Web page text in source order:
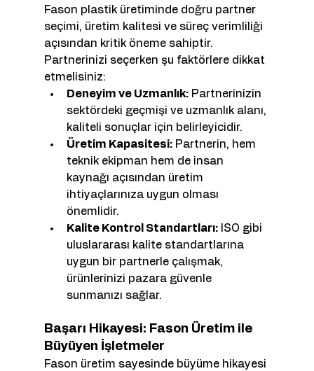
Fason plastik üretiminde doğru partner
seçimi, üretim kalitesi ve süreç verimliliği
açısından kritik öneme sahiptir.
Partnerinizi seçerken şu faktörlere dikkat
etmelisiniz:
Deneyim ve Uzmanlık: Partnerinizin
sektördeki geçmişi ve uzmanlık alanı,
kaliteli sonuçlar için belirleyicidir.
Üretim Kapasitesi: Partnerin, hem
teknik ekipman hem de insan
kaynağı açısından üretim
ihtiyaçlarınıza uygun olması
önemlidir.
Kalite Kontrol Standartları: ISO gibi
uluslararası kalite standartlarına
uygun bir partnerle çalışmak,
ürünlerinizi pazara güvenle
sunmanızı sağlar.
Başarı Hikayesi: Fason Üretim ile
Büyüyen İşletmeler
Fason üretim sayesinde büyüme hikayesi